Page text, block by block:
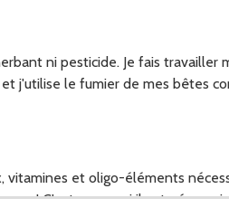
ni pesticide. Je fais travailler
j'utilise le fumier de mes bêtes
et oligo-éléments
C'est pourquoi il est